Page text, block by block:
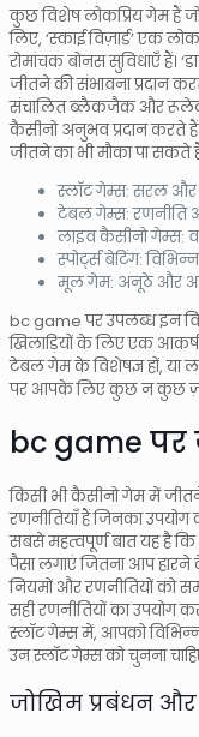
कुछ विशेष लोकप्रिय गेम हैं
लिए, ‘स्काई विज़ार्ड’ एक
रोमांचक बोनस सुविधाएँ हैं।
जीतने की संभावना प्रदान
संचालित ब्लैकजैक और रूलेट
कैसीनो अनुभव प्रदान
जीतने का भी मौका पा सकते
स्लॉट गेम्स: सरल
टेबल गेम्स: रणनीति
लाइव कैसीनो गेम्स:
स्पोर्ट्स बेटिंग:
मूल गेम: अनूठे और
bc game पर उपलब्ध इन
खिलाड़ियों के लिए एक
टेबल गेम के विशेषज्ञ हों, या
पर आपके लिए कुछ न कुछ
bc game पर
किसी भी कैसीनो गेम में
रणनीतियाँ हैं जिनका
सबसे महत्वपूर्ण बात यह है
पैसा लगाएं जितना आप
नियमों और रणनीतियों को
सही रणनीतियों का
स्लॉट गेम्स में, आपको
उन स्लॉट गेम्स को चुनना
जोखिम प्रबंधन और